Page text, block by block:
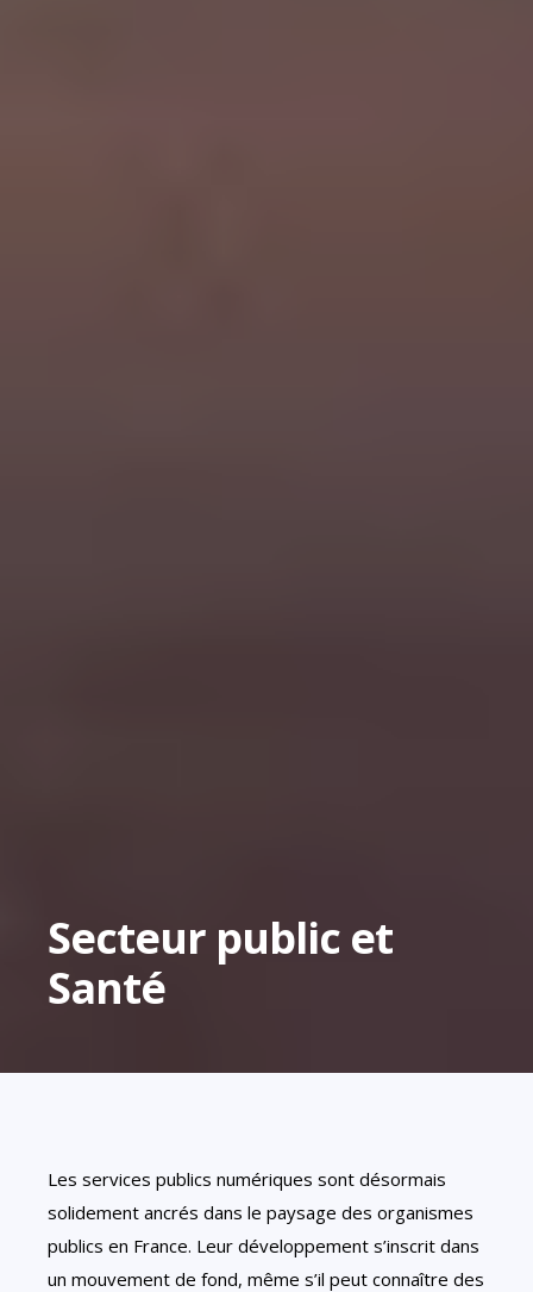
Secteur public et
Santé
Les services publics numériques sont désormais
solidement ancrés dans le paysage des organismes
publics en France. Leur développement s’inscrit dans
un mouvement de fond, même s’il peut connaître des